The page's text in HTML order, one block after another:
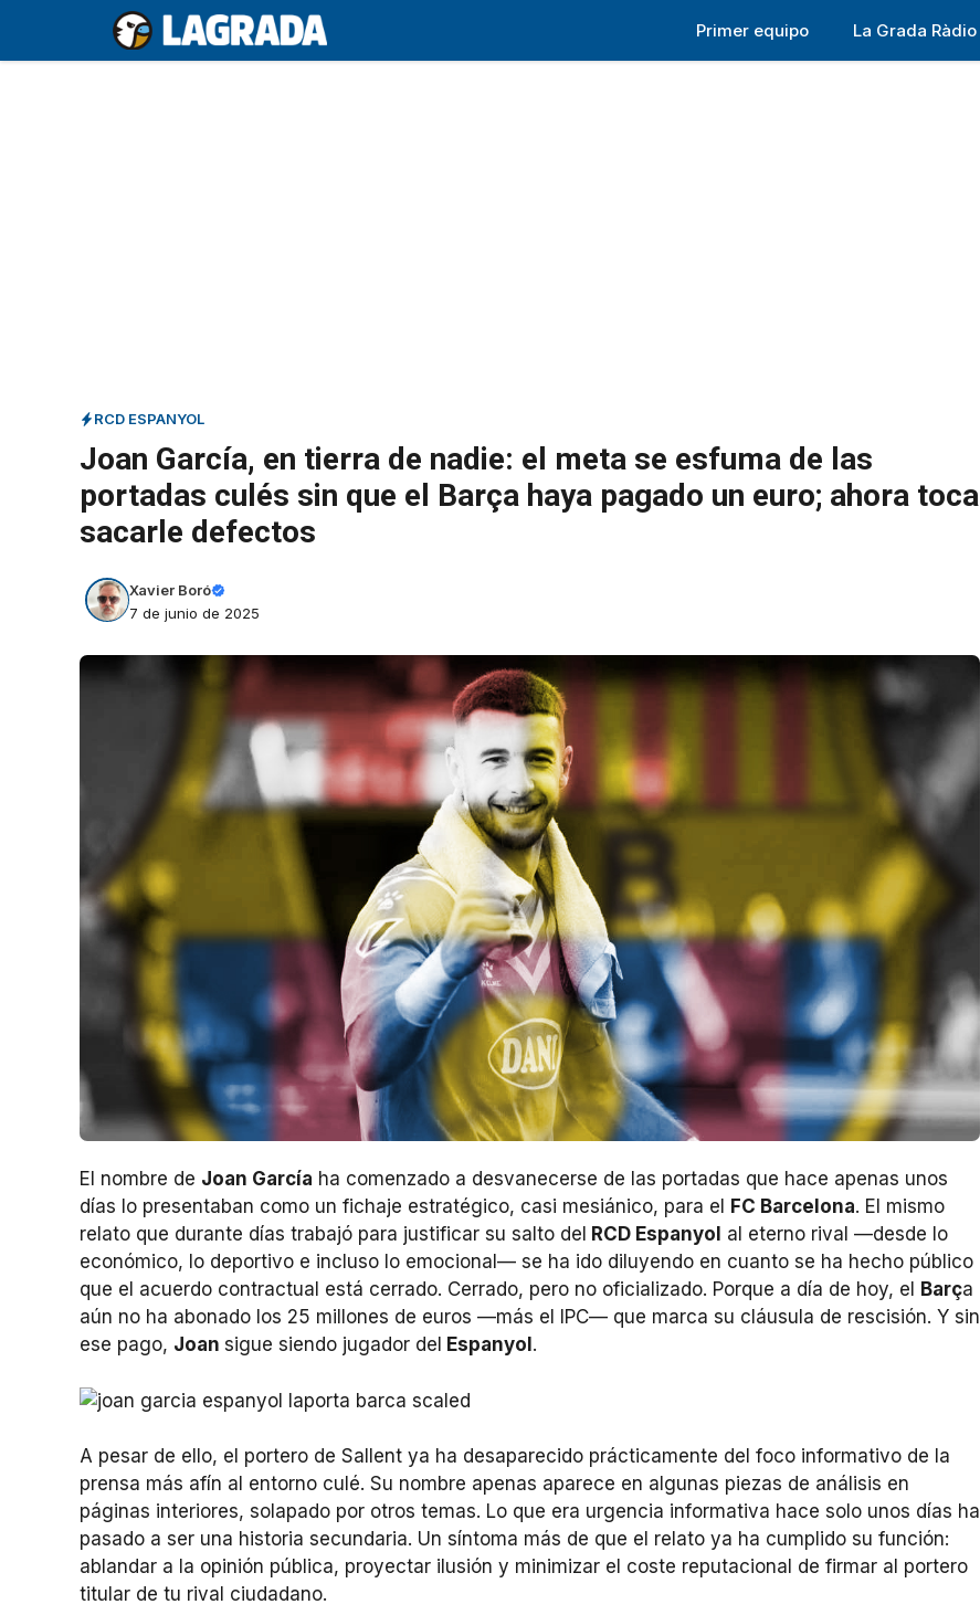
contenido
Primer equipo La Grada Ràdio
RCD ESPANYOL
Joan García, en tierra de nadie: el meta se esfuma de las
portadas culés sin que el Barça haya pagado un euro; ahora toca
sacarle defectos
Xavier Boró
7 de junio de 2025
El nombre de Joan García ha comenzado a desvanecerse de las portadas que hace apenas unos
días lo presentaban como un fichaje estratégico, casi mesiánico, para el
FC Barcelona. El mismo
relato que durante días trabajó para justificar su salto del RCD Espanyol al eterno rival —desde lo
económico, lo deportivo e incluso lo emocional— se ha ido diluyendo en cuanto se ha hecho público
que el acuerdo contractual está cerrado. Cerrado, pero no oficializado. Porque a día de hoy, el
Barça
aún no ha abonado los 25 millones de euros —más el IPC— que marca su cláusula de rescisión. Y sin
ese pago, Joan sigue siendo jugador del Espanyol .
A pesar de ello, el portero de Sallent ya ha desaparecido prácticamente del foco informativo de la
prensa más afín al entorno culé. Su nombre apenas aparece en algunas piezas de análisis en
páginas interiores, solapado por otros temas. Lo que era urgencia informativa hace solo unos días ha
pasado a ser una historia secundaria. Un síntoma más de que el relato ya ha cumplido su función:
ablandar a la opinión pública, proyectar ilusión y minimizar el coste reputacional de firmar al portero
titular de tu rival ciudadano.